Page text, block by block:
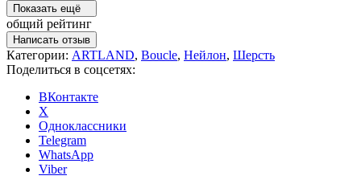
Показать ещё
общий рейтинг
Написать отзыв
Категории: ARTLAND, Boucle, Нейлон, Шерсть
Поделиться в соцсетях:
ВКонтакте
X
Одноклассники
Telegram
WhatsApp
Viber